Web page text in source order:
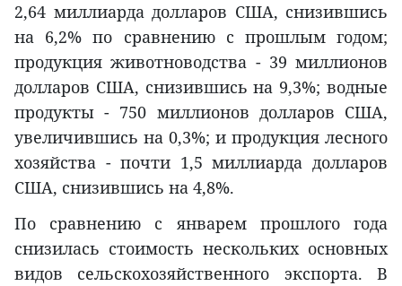
2,64 миллиарда долларов США, снизившись
на 6,2% по сравнению с прошлым годом;
продукция животноводства - 39 миллионов
долларов США, снизившись на 9,3%; водные
продукты - 750 миллионов долларов США,
увеличившись на 0,3%; и продукция лесного
хозяйства - почти 1,5 миллиарда долларов
США, снизившись на 4,8%.
По сравнению с январем прошлого года
снизилась стоимость нескольких основных
видов сельскохозяйственного экспорта. В